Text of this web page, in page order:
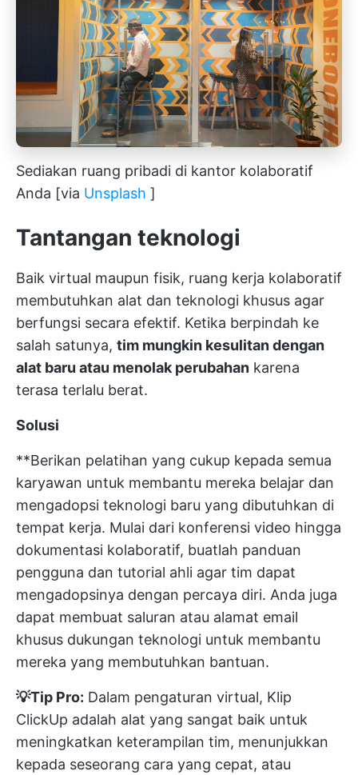
Sediakan ruang pribadi di kantor kolaboratif
Anda [via Unsplash ]
Tantangan teknologi
Baik virtual maupun fisik, ruang kerja kolaboratif
membutuhkan alat dan teknologi khusus agar
berfungsi secara efektif. Ketika berpindah ke
salah satunya, tim mungkin kesulitan dengan
alat baru atau menolak perubahan karena
terasa terlalu berat.
Solusi
**Berikan pelatihan yang cukup kepada semua
karyawan untuk membantu mereka belajar dan
mengadopsi teknologi baru yang dibutuhkan di
tempat kerja. Mulai dari konferensi video hingga
dokumentasi kolaboratif, buatlah panduan
pengguna dan tutorial ahli agar tim dapat
mengadopsinya dengan percaya diri. Anda juga
dapat membuat saluran atau alamat email
khusus dukungan teknologi untuk membantu
mereka yang membutuhkan bantuan.
💡Tip Pro: Dalam pengaturan virtual, Klip
ClickUp adalah alat yang sangat baik untuk
meningkatkan keterampilan tim, menunjukkan
kepada seseorang cara yang cepat, atau